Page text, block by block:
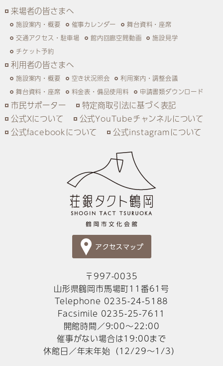
来場者の皆さまへ
施設案内・概要 催事カレンダー
舞台資料・座席
交通アクセス・駐車場
館内回廊空間動画
施設見学
チケット予約
利用者の皆さまへ
施設案内・概要 空き状況照会
利用案内・調整会議
舞台資料・座席
料金表・備品使用料 申請書類ダウンロード
市民サポーター
特定商取引法に基づく表記
公式Xについて
公式YouTubeチャンネルについて
公式facebookについて
公式instagramについて
〒997-0035
山形県鶴岡市馬場町11番61号
Telephone 0235-24-5188
Facsimile 0235-25-7611
開館時間／9:00～22:00
催事がない場合は19:00まで
休館日／年末年始（12/29～1/3）